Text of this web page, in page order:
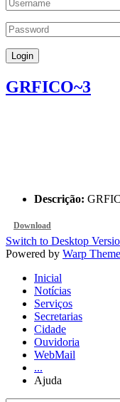
GRFICO~3
Descrição:
Download
Switch to Desktop
Powered by Warp
Inicial
Notícias
Serviços
Secretarias
Cidade
Ouvidoria
WebMail
...
Ajuda